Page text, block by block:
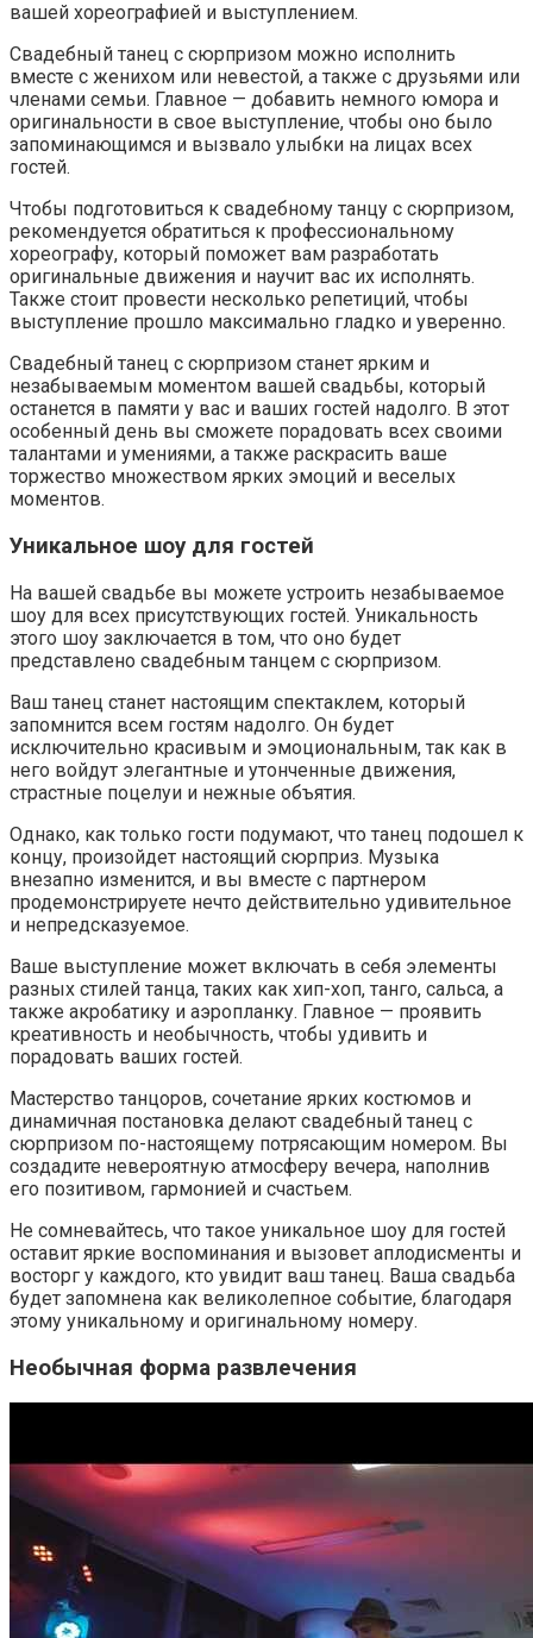
вашей хореографией и выступлением.
Свадебный танец с сюрпризом можно исполнить
вместе с женихом или невестой, а также с друзьями или
членами семьи. Главное — добавить немного юмора и
оригинальности в свое выступление, чтобы оно было
запоминающимся и вызвало улыбки на лицах всех
гостей.
Чтобы подготовиться к свадебному танцу с сюрпризом,
рекомендуется обратиться к профессиональному
хореографу, который поможет вам разработать
оригинальные движения и научит вас их исполнять.
Также стоит провести несколько репетиций, чтобы
выступление прошло максимально гладко и уверенно.
Свадебный танец с сюрпризом станет ярким и
незабываемым моментом вашей свадьбы, который
останется в памяти у вас и ваших гостей надолго. В этот
особенный день вы сможете порадовать всех своими
талантами и умениями, а также раскрасить ваше
торжество множеством ярких эмоций и веселых
моментов.
Уникальное шоу для гостей
На вашей свадьбе вы можете устроить незабываемое
шоу для всех присутствующих гостей. Уникальность
этого шоу заключается в том, что оно будет
представлено свадебным танцем с сюрпризом.
Ваш танец станет настоящим спектаклем, который
запомнится всем гостям надолго. Он будет
исключительно красивым и эмоциональным, так как в
него войдут элегантные и утонченные движения,
страстные поцелуи и нежные объятия.
Однако, как только гости подумают, что танец подошел к
концу, произойдет настоящий сюрприз. Музыка
внезапно изменится, и вы вместе с партнером
продемонстрируете нечто действительно удивительное
и непредсказуемое.
Ваше выступление может включать в себя элементы
разных стилей танца, таких как хип-хоп, танго, сальса, а
также акробатику и аэропланку. Главное — проявить
креативность и необычность, чтобы удивить и
порадовать ваших гостей.
Мастерство танцоров, сочетание ярких костюмов и
динамичная постановка делают свадебный танец с
сюрпризом по-настоящему потрясающим номером. Вы
создадите невероятную атмосферу вечера, наполнив
его позитивом, гармонией и счастьем.
Не сомневайтесь, что такое уникальное шоу для гостей
оставит яркие воспоминания и вызовет аплодисменты и
восторг у каждого, кто увидит ваш танец. Ваша свадьба
будет запомнена как великолепное событие, благодаря
этому уникальному и оригинальному номеру.
Необычная форма развлечения